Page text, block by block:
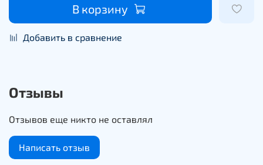
В корзину
Добавить в сравнение
Отзывы
Отзывов еще никто не оставлял
Написать отзыв